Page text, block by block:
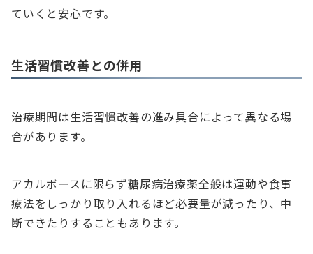
ていくと安心です。
生活習慣改善との併用
治療期間は生活習慣改善の進み具合によって異なる場
合があります。
アカルボースに限らず糖尿病治療薬全般は運動や食事
療法をしっかり取り入れるほど必要量が減ったり、中
断できたりすることもあります。